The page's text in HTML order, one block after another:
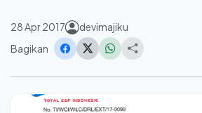
28 Apr 2017
devimajiku
Bagikan